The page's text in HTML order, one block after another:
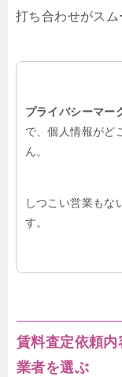
打ち合わせがスム
プライバシーマー
で、個人情報がど
ん。
しつこい営業もな
す。
賃料査定依頼
業者を選ぶ